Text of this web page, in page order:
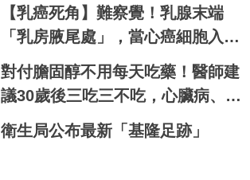
【乳癌死角】難察覺！乳腺末端
「乳房腋尾處」，當心癌細胞入住
｜每日健康Health
對付膽固醇不用每天吃藥！醫師建
議30歲後三吃三不吃，心臟病、心
肌梗塞拒門外｜每日健康 Health
衛生局公布最新「基隆足跡」